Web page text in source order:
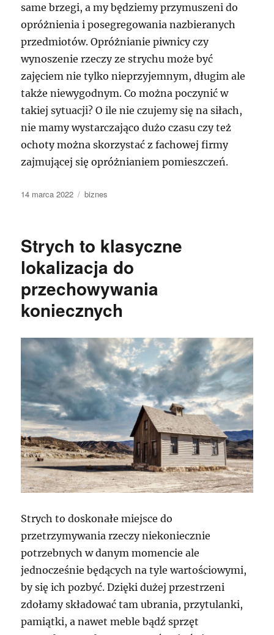
same brzegi, a my będziemy przymuszeni do
opróżnienia i posegregowania nazbieranych
przedmiotów. Opróżnianie piwnicy czy
wynoszenie rzeczy ze strychu może być
zajęciem nie tylko nieprzyjemnym, długim ale
także niewygodnym. Co można poczynić w
takiej sytuacji? O ile nie czujemy się na siłach,
nie mamy wystarczająco dużo czasu czy też
ochoty można skorzystać z fachowej firmy
zajmującej się opróżnianiem pomieszczeń.
Data
14 marca 2022 Kategorie
biznes
Strych to klasyczne
lokalizacja do
przechowywania
koniecznych
Strych to doskonałe miejsce do
przetrzymywania rzeczy niekoniecznie
potrzebnych w danym momencie ale
jednocześnie będących na tyle wartościowymi,
by się ich pozbyć. Dzięki dużej przestrzeni
zdołamy składować tam ubrania, przytulanki,
pamiątki, a nawet meble bądź sprzęt